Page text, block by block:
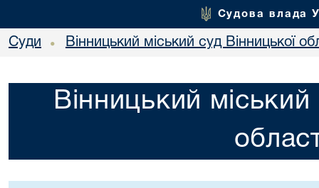
Судова влада
Суди • Вінницький міський суд Вінницької
Вінницький міський